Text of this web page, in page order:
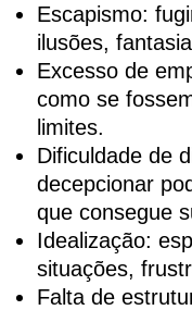
Escapismo:
ilusões,
Excesso de
como se
limites.
Dificuldade de
decepcionar
que consegue
Idealização:
situações,
Falta de